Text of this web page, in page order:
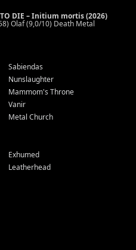
TO DIE – Initium mortis (2026)
Olaf (9,0/10) Death Metal
Sabiendas
Nunslaughter
Mammom's Throne
Vanir
Metal Church
Exhumed
Leatherhead